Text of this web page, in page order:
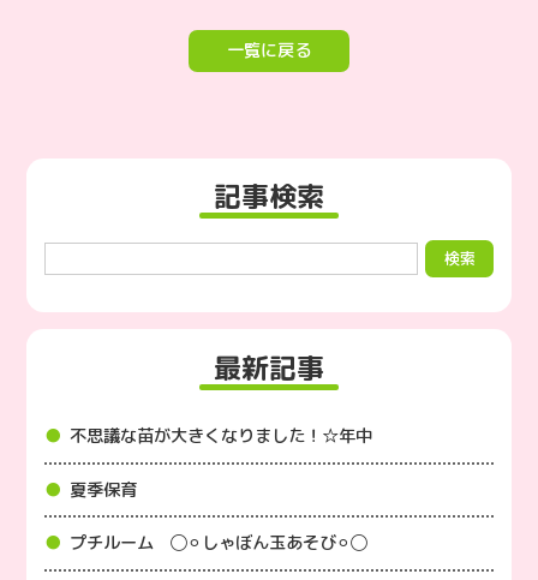
一覧に戻る
記事検索
最新記事
不思議な苗が大きくなりました！☆年中
夏季保育
プチルーム ◯⚪︎しゃぼん玉あそび⚪︎◯